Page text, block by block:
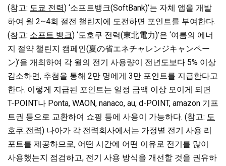
(참고: 도쿄 전력) ‘소프트뱅크(SoftBank)’는 자체 앱을 개발
하여 월 2~4회 절전 챌린지에 도전하면 포인트를 부여한다.
(참고: 소프트 뱅크) ‘도호쿠 전력(東北電力)’은 ‘여름의 에너
지 절약 챌린지 캠페인(夏の省エネチャレンジキャンペー
ン)’을 개최하여 각 월의 전기 사용량이 전년도보다 5% 이상
감소하면, 추첨을 통해 2만 명에게 3만 포인트를 지급한다고
한다. 이렇게 지급된 포인트는 일정 금액 이상 모이게 되면
T-POINT나 Ponta, WAON, nanaco, au, d-POINT, amazon 기프
트권 등으로 교환하여 쇼핑 등에 사용이 가능하다. (참고: 도
호쿠 전력) 나아가 각 전력회사에서는 가정별 전기 사용 리
포트를 제공하므로, 어떤 시간에 어떤 이유로 전기를 많이
사용했는지 점검하고, 전기 사용 방식을 개선할 것을 권유하